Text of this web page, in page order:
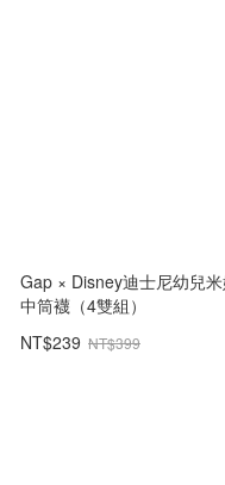
Gap × Disney迪士尼幼兒
中筒襪（4雙組）
NT$239 NT$399